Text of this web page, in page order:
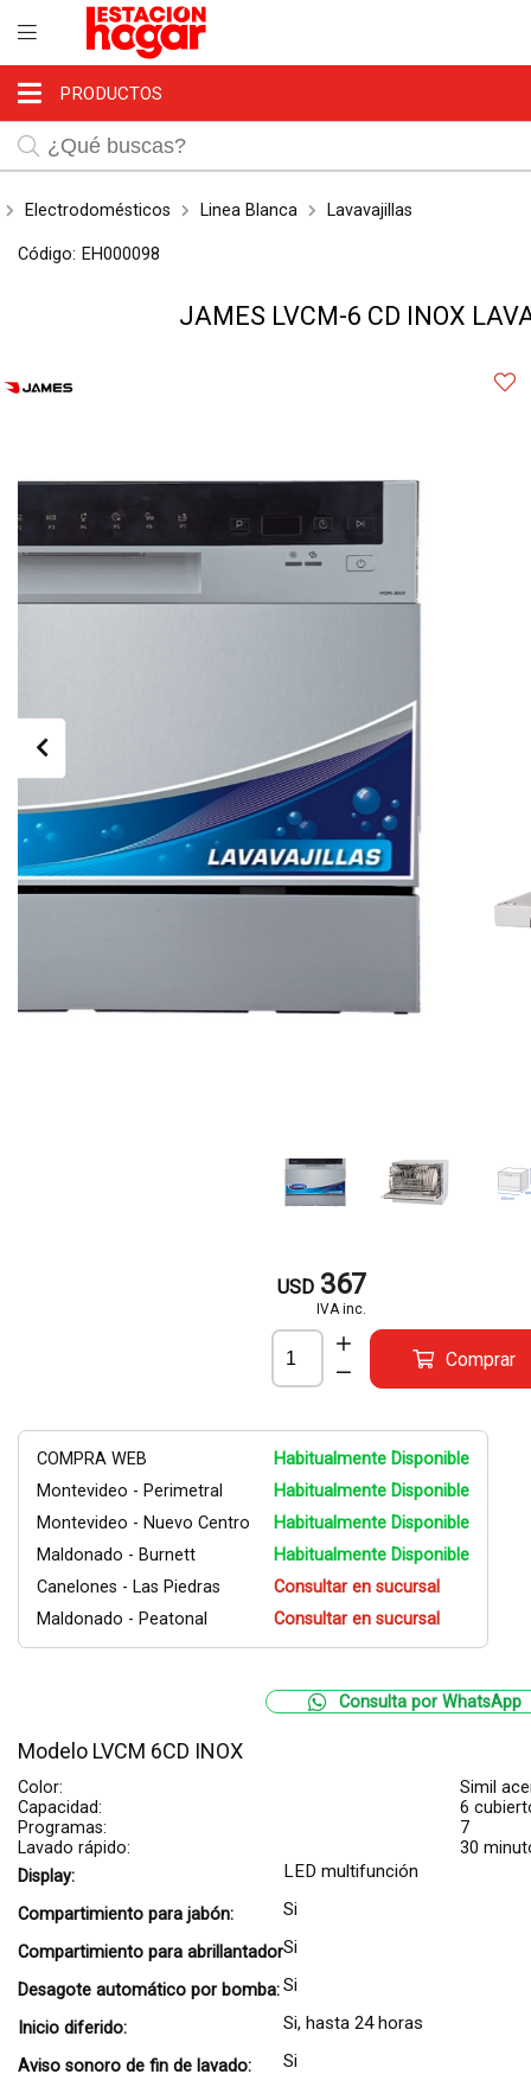
Compartir por email
Enviar
Recordar datos
PRODUCTOS
Electrodomésticos Linea Blanca Lavavajillas
Código: EH000098
JAMES LVCM-6 CD INOX
USD 367
IVA inc.
Comprar
COMPRA WEB
Habitualmente Disponible
Montevideo - Perimetral
Habitualmente Disponible
Montevideo - Nuevo Centro
Habitualmente Disponible
Maldonado - Burnett
Habitualmente Disponible
Canelones - Las Piedras
Consultar en sucursal
Maldonado - Peatonal
Consultar en sucursal
Consulta por WhatsApp
Modelo LVCM 6CD INOX
Color:
Simil
Capacidad:
6
Programas:
7
Lavado rápido:
30
Display:
LED multifunción
Compartimiento para jabón: Si
Compartimiento para abrillantadorSi
Desagote automático por bomba:Si
Inicio diferido: Si, hasta 24 horas
Aviso sonoro de fin de lavado: Si